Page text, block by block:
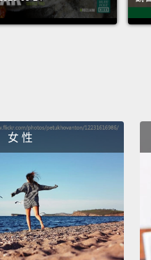
Laughter.
Loving.
慈愛的。
Hero.
英雄。
She's the shiniest
女 性